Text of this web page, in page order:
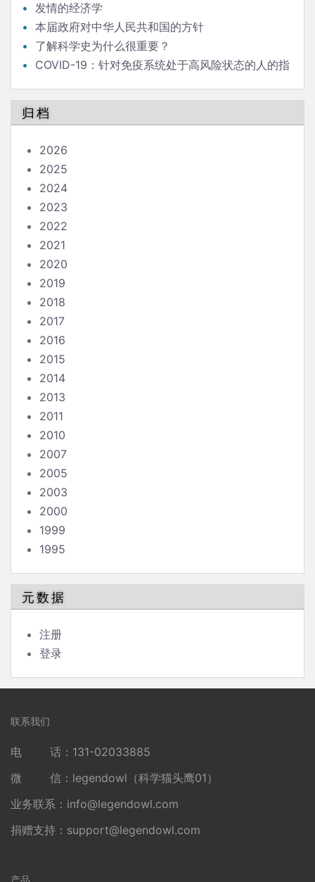
发情的经济学
本届政府对中华人民共和国的方针
了解科学史为什么很重要？
COVID-19：针对免疫系统处于高风险状态的人的指
归档
2026
2025
2024
2023
2022
2021
2020
2019
2018
2017
2016
2015
2014
2013
2011
2010
2007
2005
2003
2000
1999
1995
元数据
注册
登录
联系我们
电 话：131-02033885
微 信：legendowl（科学猫头鹰01）
业务联系： info@legendowl.com
捐赠支持： support@legendowl.com